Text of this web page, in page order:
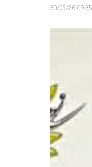
30/05/26 09:35